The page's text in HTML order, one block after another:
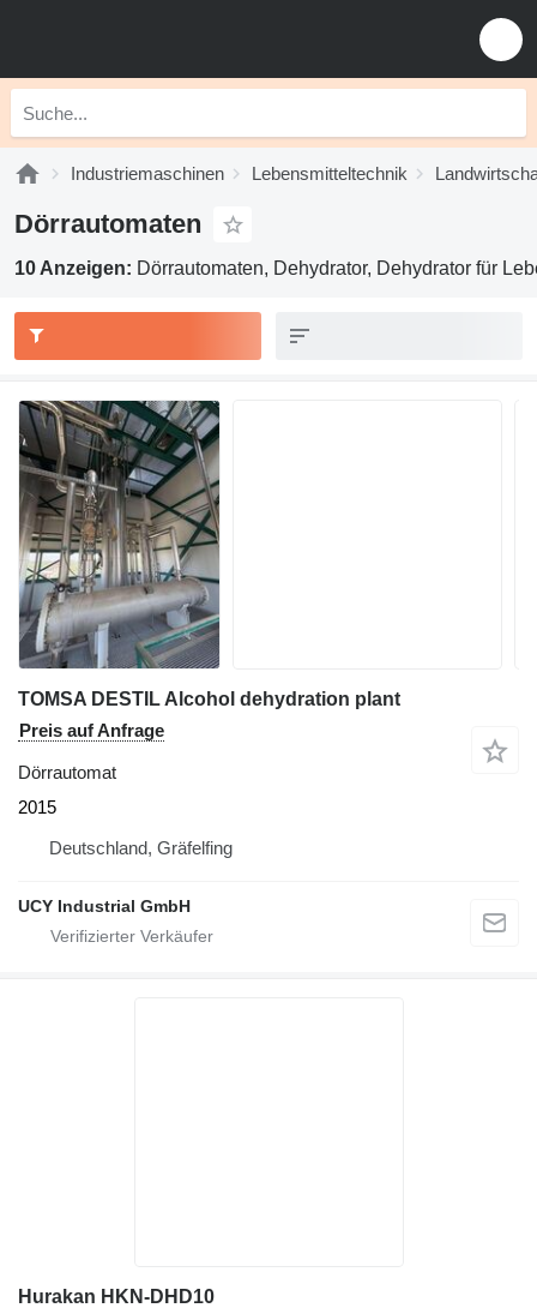
Industriemaschinen Lebensmitteltechnik
Dörrautomaten
10 Anzeigen: Dörrautomaten, Dehydrator, Dehydrator für
TOMSA DESTIL Alcohol dehydration plant
Preis auf Anfrage
Dörrautomat
2015
Deutschland, Gräfelfing
UCY Industrial GmbH
Hurakan HKN-DHD10